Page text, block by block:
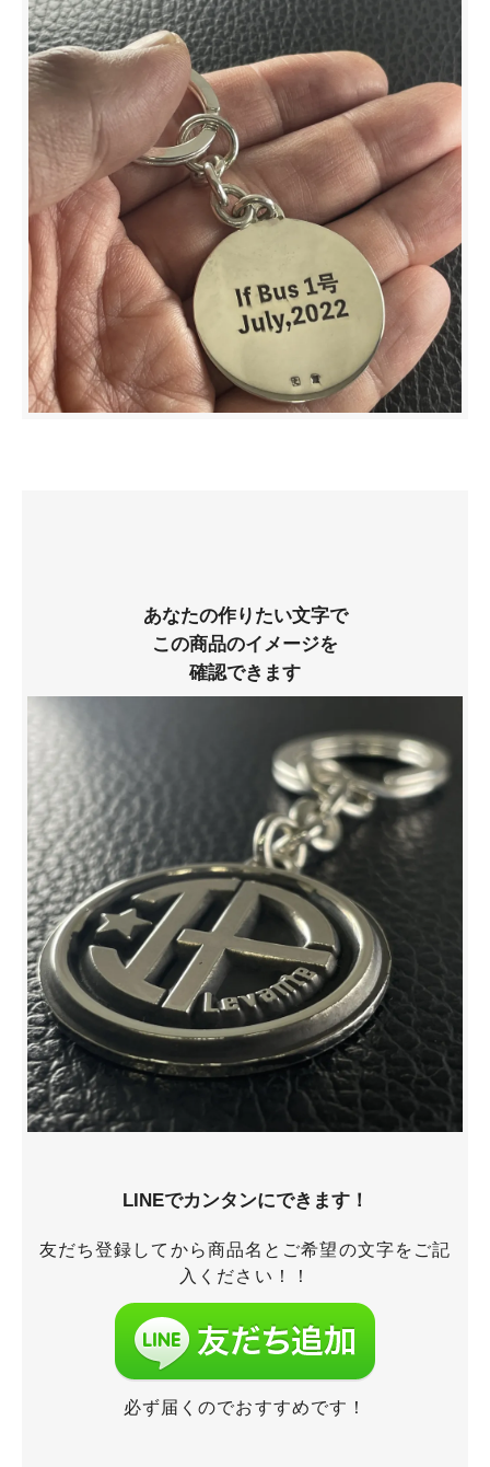
あなたの作りたい文字で
この商品のイメージを
確認できます
LINEでカンタンにできます！
友だち登録してから商品名とご希望の文字をご記
入ください！！
必ず届くのでおすすめです！